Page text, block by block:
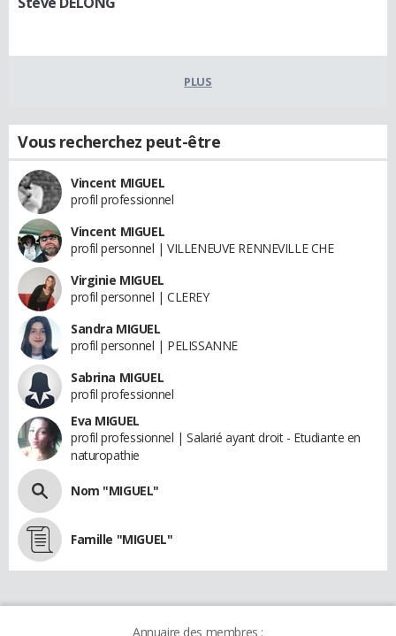
PLUS
Vous recherchez peut-être
Vincent MIGUEL
profil professionnel
Vincent MIGUEL
profil personnel | VILLENEUVE RENNEVILLE CHE
Virginie MIGUEL
profil personnel | CLEREY
Sandra MIGUEL
profil personnel | PELISSANNE
Sabrina MIGUEL
profil professionnel
Eva MIGUEL
profil professionnel | Salarié ayant droit - Etudiante en
naturopathie
Nom "MIGUEL"
Famille "MIGUEL"
Annuaire des membres :